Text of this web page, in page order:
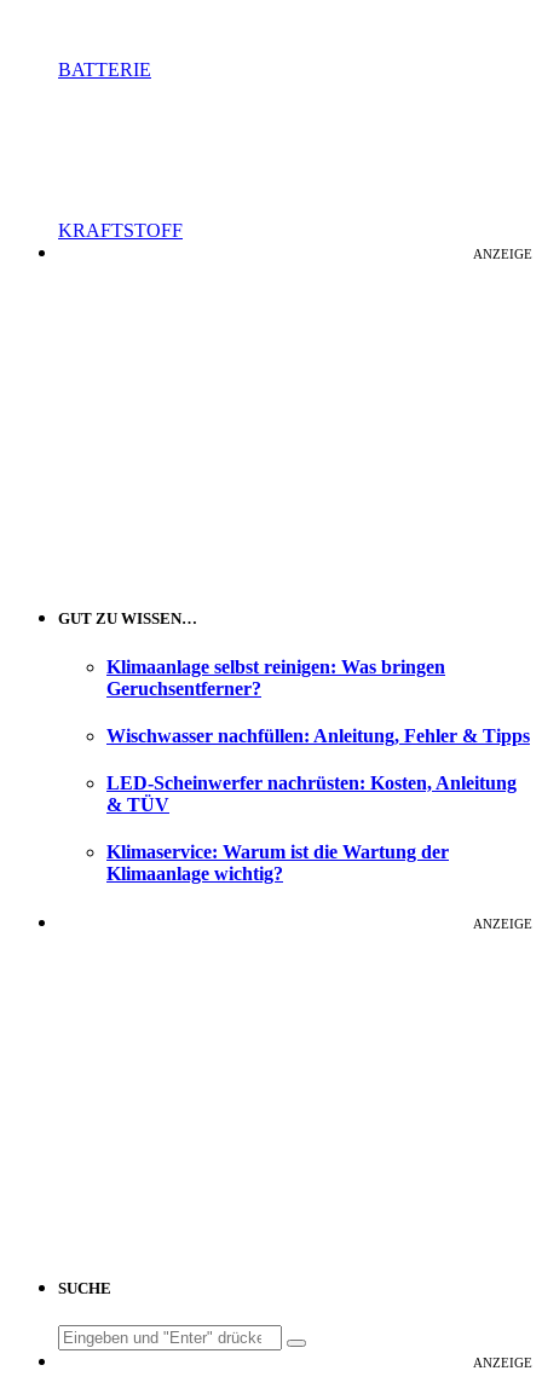
BATTERIE
KRAFTSTOFF
ANZEIGE
GUT ZU WISSEN…
Klimaanlage selbst reinigen: Was bringen
Geruchsentferner?
Wischwasser nachfüllen: Anleitung, Fehler & Tipps
LED-Scheinwerfer nachrüsten: Kosten, Anleitung
& TÜV
Klimaservice: Warum ist die Wartung der
Klimaanlage wichtig?
ANZEIGE
SUCHE
Search
for:
ANZEIGE